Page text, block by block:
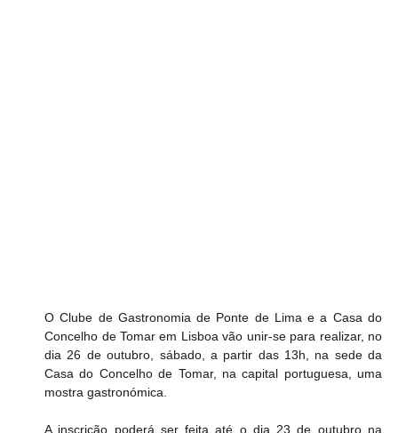
O Clube de Gastronomia de Ponte de Lima e a Casa do
Concelho de Tomar em Lisboa vão unir-se para realizar, no
dia 26 de outubro, sábado, a partir das 13h, na sede da
Casa do Concelho de Tomar, na capital portuguesa, uma
mostra gastronómica.
A inscrição poderá ser feita até o dia 23 de outubro na